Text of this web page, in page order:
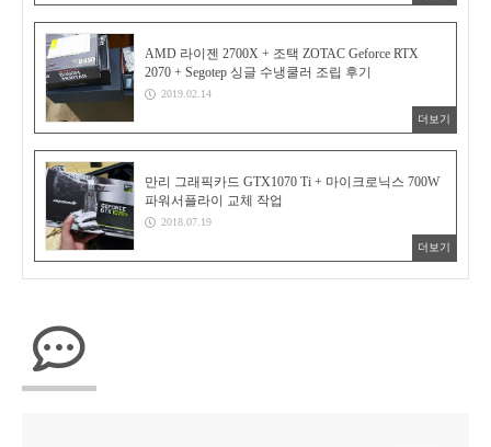
AMD 라이젠 2700X + 조택 ZOTAC Geforce RTX
2070 + Segotep 싱글 수냉쿨러 조립 후기
2019.02.14
더보기
만리 그래픽카드 GTX1070 Ti + 마이크로닉스 700W
파워서플라이 교체 작업
2018.07.19
더보기